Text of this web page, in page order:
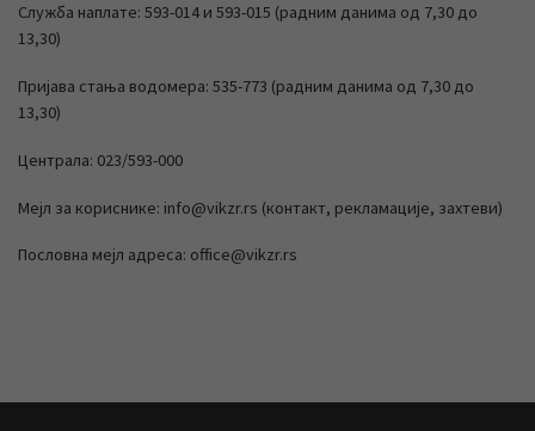
Служба наплате: 593-014 и 593-015 (радним данима од 7,30 до
13,30)
Пријава стања водомера: 535-773 (радним данима од 7,30 до
13,30)
Централа: 023/593-000
Мејл за кориснике: info@vikzr.rs (контакт, рекламације, захтеви)
Пословна мејл адреса: office@vikzr.rs